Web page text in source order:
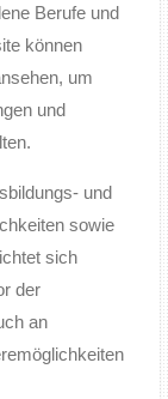
Berufe und
können
um
und
und
sowie
sich
der
an